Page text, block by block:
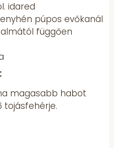
idared
púpos evőkanál
függően
magasabb habot
tojásfehérje.